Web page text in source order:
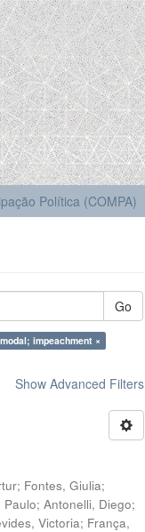
Política (COMPA)
Go
impeachment ×
Show Advanced Filters
; Fontes, Giulia;
Paulo;Antonelli, Diego;
Victoria; França,